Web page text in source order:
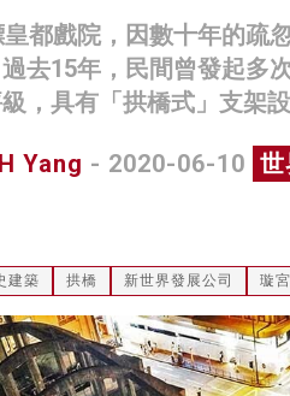
都戲院，因數十年的疏
去15年，民間曾發起多
，具有「拱橋式」支架
Yang - 2020-06-10
建築 拱橋 新世界發展公司 璇